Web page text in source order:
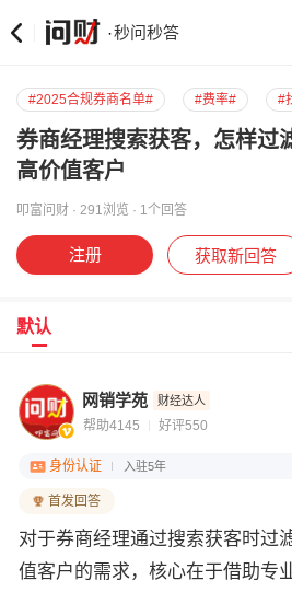
·秒问秒答
#2025合规券商名单# #费率# #
券商经理搜索获客，怎样过
高价值客户
叩富问财 · 291浏览 · 1个回答
注册 获取新回答
默认
网销学苑 财经达人
帮助4145 好评550
身份认证 入驻5年
首发回答
对于券商经理通过搜索获客时过
值客户的需求，核心在于借助专